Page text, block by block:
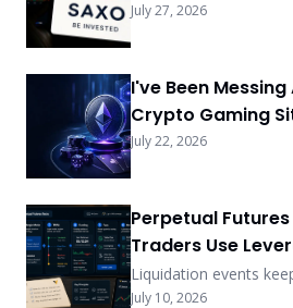
July 27, 2026
I've Been
Crypto Gaming
Some Things
July 22, 2026
Perpetual
Traders Use
Losing Control
Liquidation events
pattern highlighting
July 10, 2026